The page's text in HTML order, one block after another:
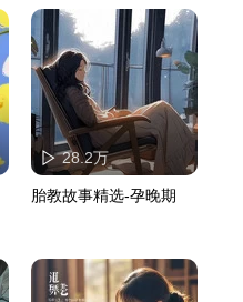
28.2万
胎教故事精选-孕晚期